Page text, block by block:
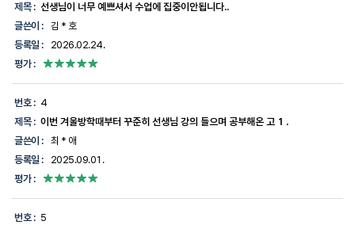
한
정
를
제
합
니
제목 : 선생님이 너무 예쁘셔서 수업에 집중이안됩니다..
글쓴이 :
김 * 호
등록일 :
2026.02.24.
평가 :
번호 : 4
제목 : 이번 겨울방학때부터 꾸준히 선생님 강의 들으며 공부해온 고 1 .
글쓴이 :
최 * 애
등록일 :
2025.09.01.
평가 :
번호 : 5